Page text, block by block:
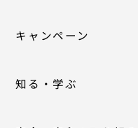
キャンペーン
知る・学ぶ